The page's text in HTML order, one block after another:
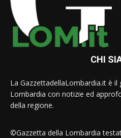
CHI
La GazzettadellaLombardia.it è il
Lombardia con notizie ed
della regione.
©Gazzetta della Lombardia